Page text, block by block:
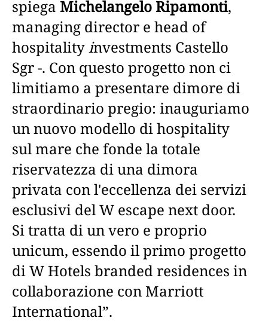
spiega Michelangelo Ripamonti,
managing director e head of
hospitalityinvestments Castello
Sgr -. Con questo progetto non ci
limitiamo a presentare dimore di
straordinario pregio: inauguriamo
un nuovo modello di hospitality
sul mare che fonde la totale
riservatezza di una dimora
privata con l'eccellenza dei servizi
esclusivi del W escape next door.
Si tratta di un vero e proprio
unicum, essendo il primo progetto
di W Hotels branded residences in
collaborazione con Marriott
International”.